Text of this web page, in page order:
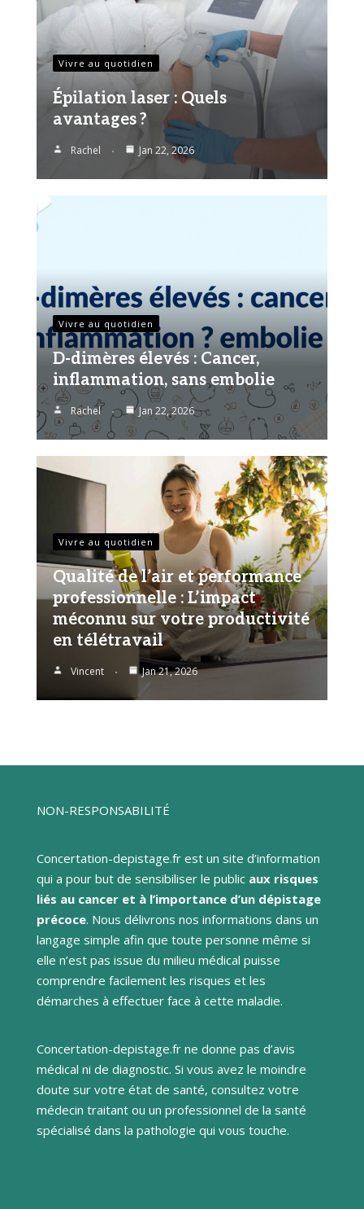
Vivre au quotidien
Épilation laser : Quels
avantages ?
Rachel Jan 22, 2026
Vivre au quotidien
D-dimères élevés : Cancer,
inflammation, sans embolie
Rachel Jan 22, 2026
Vivre au quotidien
Qualité de l’air et performance
professionnelle : L’impact
méconnu sur votre productivité
en télétravail
Vincent Jan 21, 2026
NON-RESPONSABILITÉ
Concertation-depistage.fr est un site d’information
qui a pour but de sensibiliser le public aux risques
liés au cancer et à l’importance d’un dépistage
précoce. Nous délivrons nos informations dans un
langage simple afin que toute personne même si
elle n’est pas issue du milieu médical puisse
comprendre facilement les risques et les
démarches à effectuer face à cette maladie.
Concertation-depistage.fr ne donne pas d’avis
médical ni de diagnostic. Si vous avez le moindre
doute sur votre état de santé, consultez votre
médecin traitant ou un professionnel de la santé
spécialisé dans la pathologie qui vous touche.